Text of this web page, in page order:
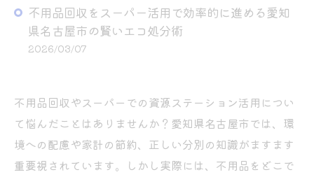
不用品回収をスーパー活用で効率的に進める愛知
県名古屋市の賢いエコ処分術
2026/03/07
不用品回収やスーパーでの資源ステーション活用につい
て悩んだことはありませんか？愛知県名古屋市では、環
境への配慮や家計の節約、正しい分別の知識がますます
重要視されています。しかし実際には、不用品をどこで